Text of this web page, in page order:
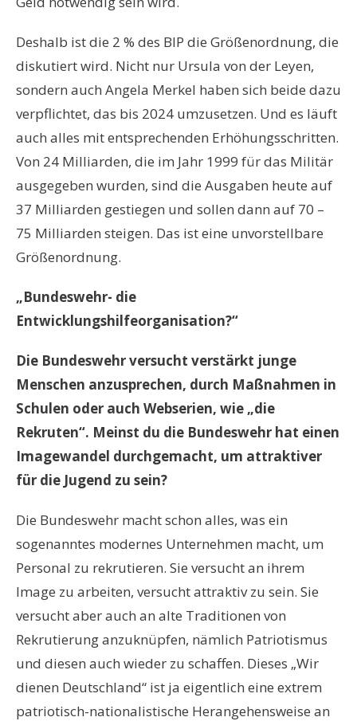
Deshalb ist die 2 % des BIP die Größenordnung, die
diskutiert wird. Nicht nur Ursula von der Leyen,
sondern auch Angela Merkel haben sich beide dazu
verpflichtet, das bis 2024 umzusetzen. Und es läuft
auch alles mit entsprechenden Erhöhungsschritten.
Von 24 Milliarden, die im Jahr 1999 für das Militär
ausgegeben wurden, sind die Ausgaben heute auf
37 Milliarden gestiegen und sollen dann auf 70 –
75 Milliarden steigen. Das ist eine unvorstellbare
Größenordnung.
„Bundeswehr- die
Entwicklungshilfeorganisation?“
Die Bundeswehr versucht verstärkt junge
Menschen anzusprechen, durch Maßnahmen in
Schulen oder auch Webserien, wie „die
Rekruten“. Meinst du die Bundeswehr hat einen
Imagewandel durchgemacht, um attraktiver
für die Jugend zu sein?
Die Bundeswehr macht schon alles, was ein
sogenanntes modernes Unternehmen macht, um
Personal zu rekrutieren. Sie versucht an ihrem
Image zu arbeiten, versucht attraktiv zu sein. Sie
versucht aber auch an alte Traditionen von
Rekrutierung anzuknüpfen, nämlich Patriotismus
und diesen auch wieder zu schaffen. Dieses „Wir
dienen Deutschland“ ist ja eigentlich eine extrem
patriotisch-nationalistische Herangehensweise an